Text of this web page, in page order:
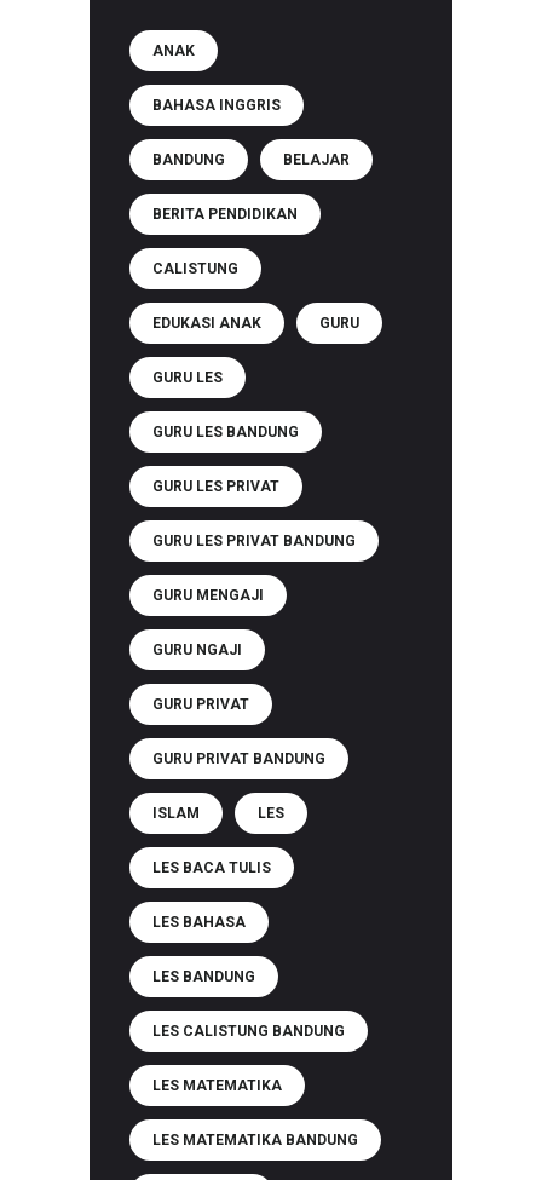
ANAK
BAHASA INGGRIS
BANDUNG BELAJAR
BERITA PENDIDIKAN
CALISTUNG
EDUKASI ANAK GURU
GURU LES
GURU LES BANDUNG
GURU LES PRIVAT
GURU LES PRIVAT BANDUNG
GURU MENGAJI
GURU NGAJI
GURU PRIVAT
GURU PRIVAT BANDUNG
ISLAM LES
LES BACA TULIS
LES BAHASA
LES BANDUNG
LES CALISTUNG BANDUNG
LES MATEMATIKA
LES MATEMATIKA BANDUNG